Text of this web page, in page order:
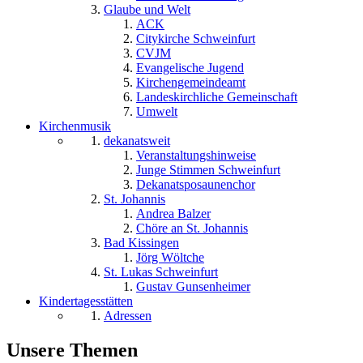
Glaube und Welt
ACK
Citykirche Schweinfurt
CVJM
Evangelische Jugend
Kirchengemeindeamt
Landeskirchliche Gemeinschaft
Umwelt
Kirchenmusik
dekanatsweit
Veranstaltungshinweise
Junge Stimmen Schweinfurt
Dekanatsposaunenchor
St. Johannis
Andrea Balzer
Chöre an St. Johannis
Bad Kissingen
Jörg Wöltche
St. Lukas Schweinfurt
Gustav Gunsenheimer
Kindertagesstätten
Adressen
Unsere Themen